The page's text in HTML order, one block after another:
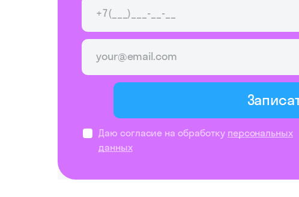
Даю согласие на обработку персональных
данных